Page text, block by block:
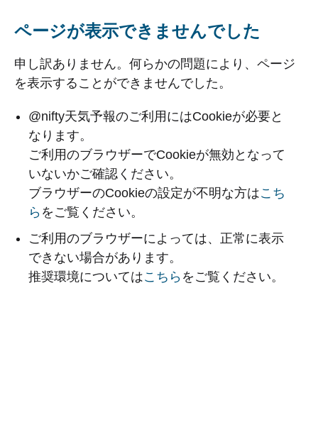
ページが表示できませんでした
申し訳ありません。何らかの問題により、ページ
を表示することができませんでした。
@nifty天気予報のご利用にはCookieが必要と
なります。
ご利用のブラウザーでCookieが無効となって
いないかご確認ください。
ブラウザーのCookieの設定が不明な方はこち
ら をご覧ください。
ご利用のブラウザーによっては、正常に表示
できない場合があります。
推奨環境についてはこちら をご覧ください。